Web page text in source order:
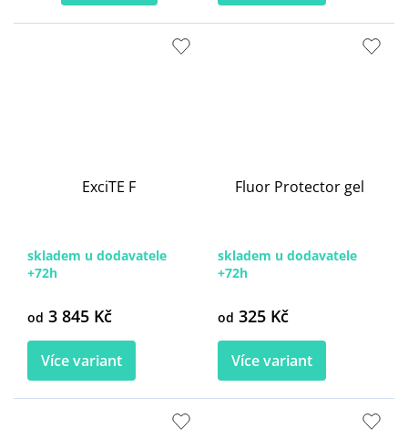
ExciTE F
skladem u dodavatele
+72h
od 3 845 Kč
Více variant
Fluor Protector gel
skladem u dodavatele
+72h
od 325 Kč
Více variant